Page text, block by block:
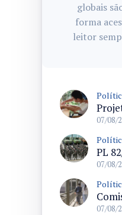
globais
forma
leitor
07/08/
07/08/
07/08/